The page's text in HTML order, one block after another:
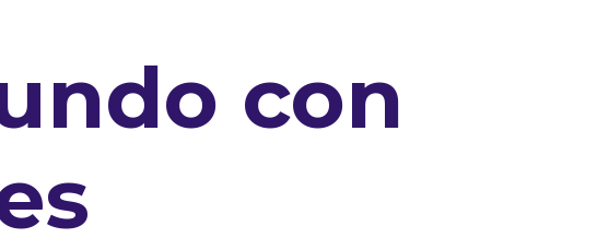
con